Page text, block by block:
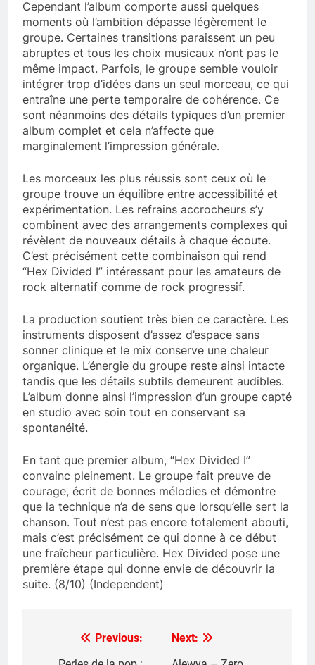
Cependant l’album comporte aussi quelques
moments où l’ambition dépasse légèrement le
groupe. Certaines transitions paraissent un peu
abruptes et tous les choix musicaux n’ont pas le
même impact. Parfois, le groupe semble vouloir
intégrer trop d’idées dans un seul morceau, ce qui
entraîne une perte temporaire de cohérence. Ce
sont néanmoins des détails typiques d’un premier
album complet et cela n’affecte que
marginalement l’impression générale.
Les morceaux les plus réussis sont ceux où le
groupe trouve un équilibre entre accessibilité et
expérimentation. Les refrains accrocheurs s’y
combinent avec des arrangements complexes qui
révèlent de nouveaux détails à chaque écoute.
C’est précisément cette combinaison qui rend
“Hex Divided I” intéressant pour les amateurs de
rock alternatif comme de rock progressif.
La production soutient très bien ce caractère. Les
instruments disposent d’assez d’espace sans
sonner clinique et le mix conserve une chaleur
organique. L’énergie du groupe reste ainsi intacte
tandis que les détails subtils demeurent audibles.
L’album donne ainsi l’impression d’un groupe capté
en studio avec soin tout en conservant sa
spontanéité.
En tant que premier album, “Hex Divided I”
convainc pleinement. Le groupe fait preuve de
courage, écrit de bonnes mélodies et démontre
que la technique n’a de sens que lorsqu’elle sert la
chanson. Tout n’est pas encore totalement abouti,
mais c’est précisément ce qui donne à ce début
une fraîcheur particulière. Hex Divided pose une
première étape qui donne envie de découvrir la
suite. (8/10) (Independent)
Previous:
Next: